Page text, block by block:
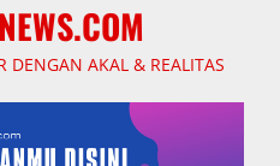
DENGAN AKAL & REALITAS